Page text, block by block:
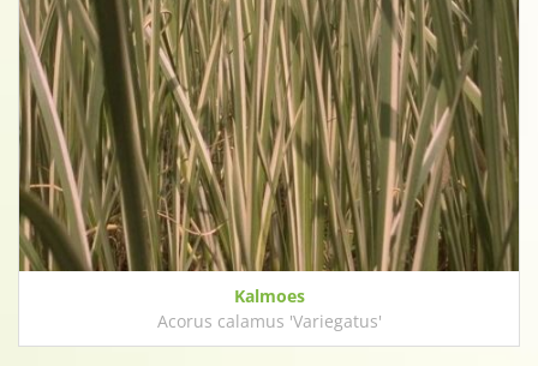
Kalmoes
Acorus calamus 'Variegatus'